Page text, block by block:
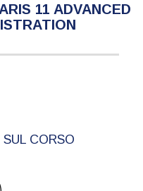
11 ADVANCED
CORSO